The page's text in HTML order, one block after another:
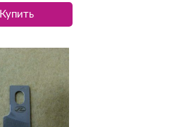
Купить